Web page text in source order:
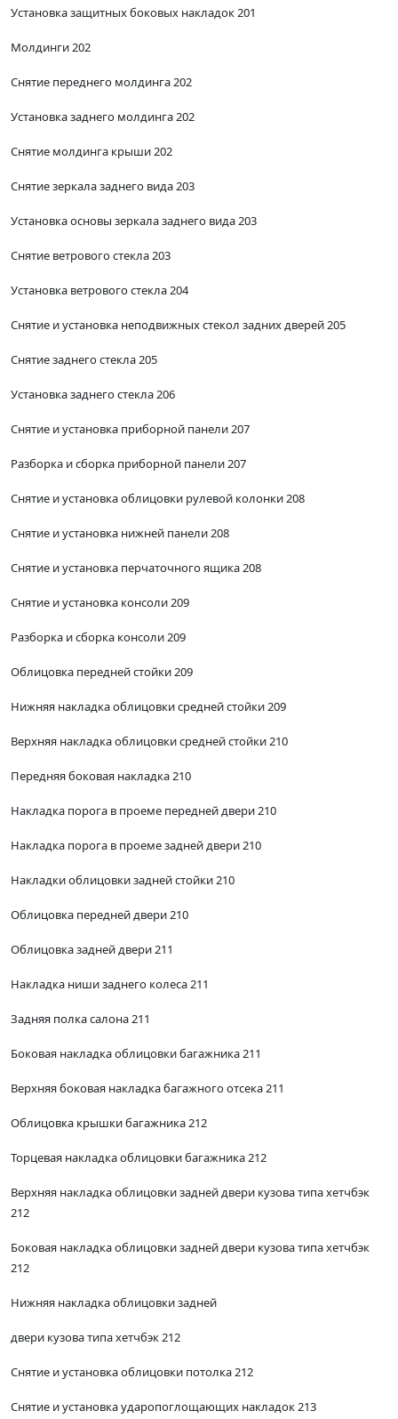
Установка защитных боковых накладок 201
Молдинги 202
Снятие переднего молдинга 202
Установка заднего молдинга 202
Снятие молдинга крыши 202
Снятие зеркала заднего вида 203
Установка основы зеркала заднего вида 203
Снятие ветрового стекла 203
Установка ветрового стекла 204
Снятие и установка неподвижных стекол задних дверей 205
Снятие заднего стекла 205
Установка заднего стекла 206
Снятие и установка приборной панели 207
Разборка и сборка приборной панели 207
Снятие и установка облицовки рулевой колонки 208
Снятие и установка нижней панели 208
Снятие и установка перчаточного ящика 208
Снятие и установка консоли 209
Разборка и сборка консоли 209
Облицовка передней стойки 209
Нижняя накладка облицовки средней стойки 209
Верхняя накладка облицовки средней стойки 210
Передняя боковая накладка 210
Накладка порога в проеме передней двери 210
Накладка порога в проеме задней двери 210
Накладки облицовки задней стойки 210
Облицовка передней двери 210
Облицовка задней двери 211
Накладка ниши заднего колеса 211
Задняя полка салона 211
Боковая накладка облицовки багажника 211
Верхняя боковая накладка багажного отсека 211
Облицовка крышки багажника 212
Торцевая накладка облицовки багажника 212
Верхняя накладка облицовки задней двери кузова типа хетчбэк
212
Боковая накладка облицовки задней двери кузова типа хетчбэк
212
Нижняя накладка облицовки задней
двери кузова типа хетчбэк 212
Снятие и установка облицовки потолка 212
Снятие и установка ударопоглощающих накладок 213